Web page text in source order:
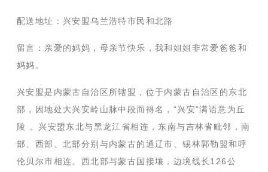
配送地址：兴安盟乌兰浩特市民和北路
留言：亲爱的妈妈，母亲节快乐，我和姐姐非常爱爸爸和
妈妈。
兴安盟是内蒙古自治区所辖盟，位于内蒙古自治区的东北
部，因地处大兴安岭山脉中段而得名，“兴安”满语意为丘
陵 。兴安盟东北与黑龙江省相连，东南与吉林省毗邻，南
部、西部、北部分别与内蒙古的通辽市、锡林郭勒盟和呼
伦贝尔市相连。西北部与蒙古国接壤，边境线长126公